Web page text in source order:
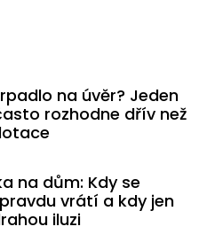
na úvěr? Jeden
rozhodne dřív než
na dům: Kdy se
vrátí a kdy jen
iluzi